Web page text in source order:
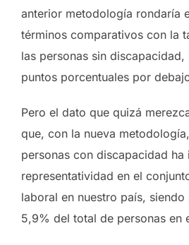
anterior metodología rondaría
términos comparativos con la
las personas sin
puntos porcentuales por
Pero el dato que quizá
que, con la nueva
personas con discapacidad ha
representatividad en el
laboral en nuestro país,
5,9% del total de personas en